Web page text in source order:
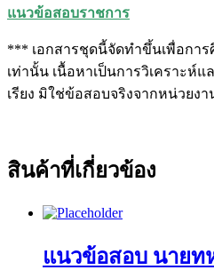
แนวข้อสอบราชการ
*** เอกสารชุดนี้จัดทำขึ้นเพื่อการ
เท่านั้น เนื้อหาเป็นการวิเคราะห์แ
เรียง มิใช่ข้อสอบจริงจากหน่วยง
สินค้าที่เกี่ยวข้อง
แนวข้อสอบ นายท